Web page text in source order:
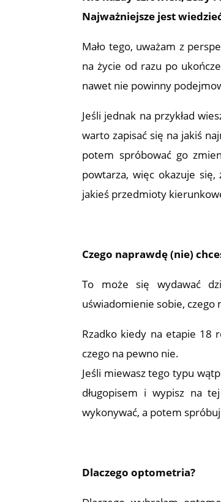
Najważniejsze jest
Mało tego, uważam z
na życie od razu po
nawet nie powinny
Jeśli jednak na przykład
warto zapisać się na jakiś
potem spróbować go
powtarza, więc okazuje
jakieś przedmioty
Czego naprawdę (nie)
To może się wydawać
uświadomienie sobie, czego
Rzadko kiedy na etapie 18
czego na pewno nie.
Jeśli miewasz tego typu
długopisem i wypisz na
wykonywać, a potem
Dlaczego optometria?